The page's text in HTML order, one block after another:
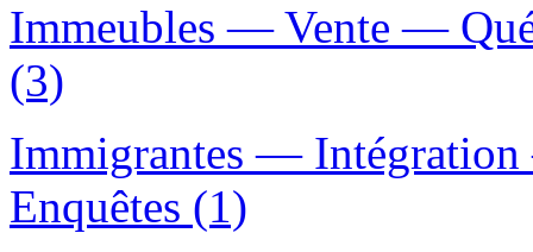
Immeubles — Vente —
(3)
Immigrantes —
Enquêtes (1)